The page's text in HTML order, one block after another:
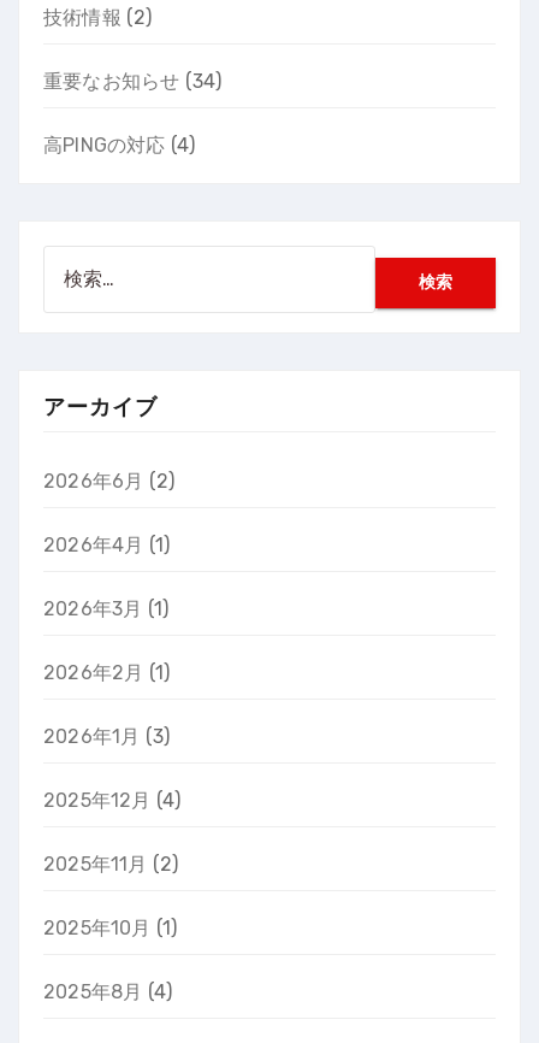
技術情報 (2)
重要なお知らせ (34)
高PINGの対応 (4)
アーカイブ
2026年6月 (2)
2026年4月 (1)
2026年3月 (1)
2026年2月 (1)
2026年1月 (3)
2025年12月 (4)
2025年11月 (2)
2025年10月 (1)
2025年8月 (4)